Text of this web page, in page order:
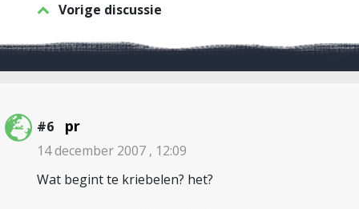
Vorige discussie
#6 pr
14 december 2007 , 12:09
Wat begint te kriebelen? het?